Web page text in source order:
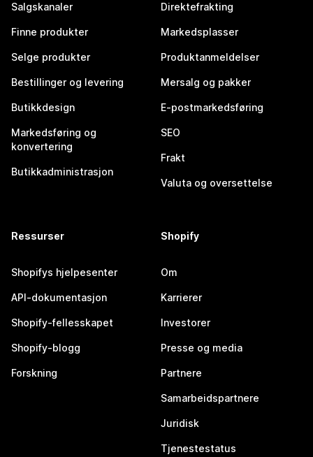
Salgskanaler
Finne produkter
Selge produkter
Bestillinger og levering
Butikkdesign
Markedsføring og
konvertering
Butikkadministrasjon
Direktefrakting
Markedsplasser
Produktanmeldelser
Mersalg og pakker
E-postmarkedsføring
SEO
Frakt
Valuta og oversettelse
Ressurser
Shopifys hjelpesenter
API-dokumentasjon
Shopify-fellesskapet
Shopify-blogg
Forskning
Shopify
Om
Karrierer
Investorer
Presse og media
Partnere
Samarbeidspartnere
Juridisk
Tjenestestatus